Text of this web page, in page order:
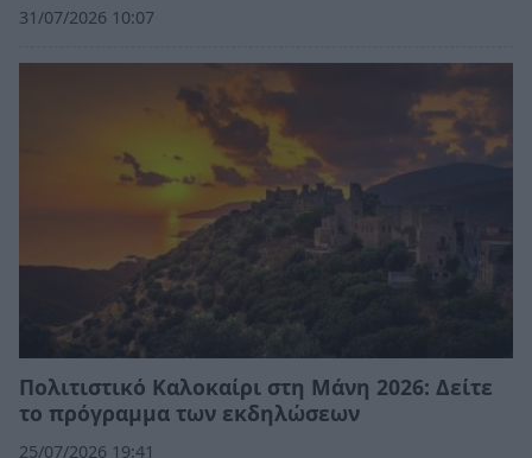
31/07/2026 10:07
Πολιτιστικό Καλοκαίρι στη Μάνη 2026: Δείτε
το πρόγραμμα των εκδηλώσεων
25/07/2026 19:41